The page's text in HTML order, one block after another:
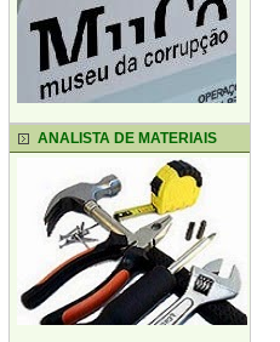
ANALISTA DE MATERIAIS